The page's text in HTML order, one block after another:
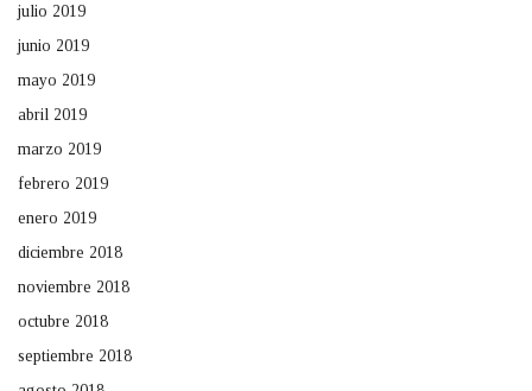
julio 2019
junio 2019
mayo 2019
abril 2019
marzo 2019
febrero 2019
enero 2019
diciembre 2018
noviembre 2018
octubre 2018
septiembre 2018